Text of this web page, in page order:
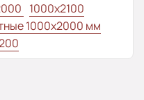
1000x2100
1000х2000 мм